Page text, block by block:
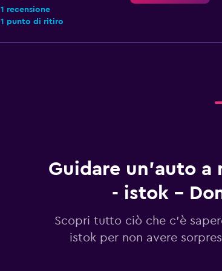
1 recensione
1 punto di ritiro
1 punto di ritiro
Guarda i prezzi
Guidare un'auto a
- istok -
Scopri tutto ciò che c'è
istok per non avere